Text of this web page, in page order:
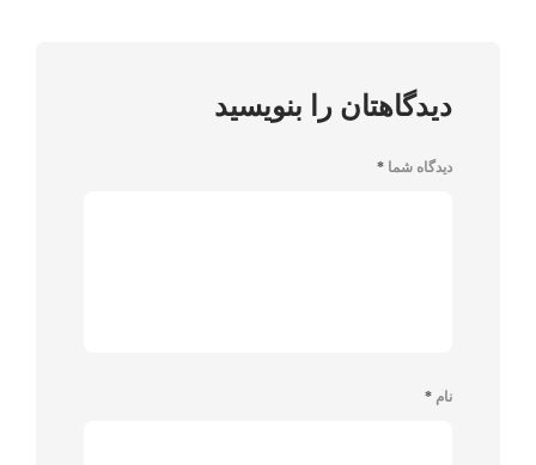
دیدگاهتان را بنویسید
دیدگاه شما *
نام *